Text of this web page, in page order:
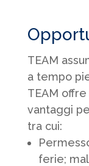
TEAM
a tempo
TEAM
vantaggi
tra cui:
ferie;